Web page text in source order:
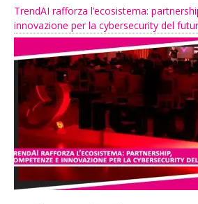
TrendAI rafforza l’ecosistema:
innovazione per la cybersecurity del